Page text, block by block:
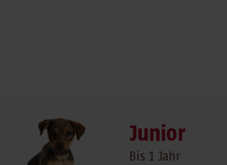
Junior
Bis 1 Jahr